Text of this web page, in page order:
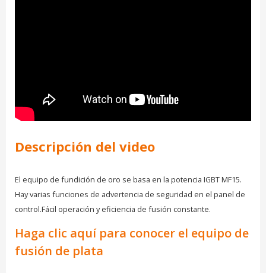
Descripción del video
El equipo de fundición de oro se basa en la potencia IGBT MF15.
Hay varias funciones de advertencia de seguridad en el panel de
control.Fácil operación y eficiencia de fusión constante.
Haga clic aquí para conocer el equipo de
fusión de plata